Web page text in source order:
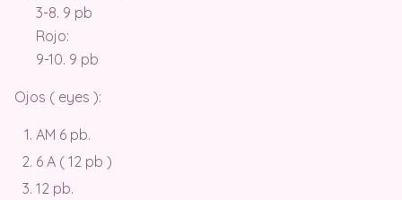
3-8. 9 pb
Rojo:
9-10. 9 pb
Ojos ( eyes ):
AM 6 pb.
6 A ( 12 pb )
12 pb.